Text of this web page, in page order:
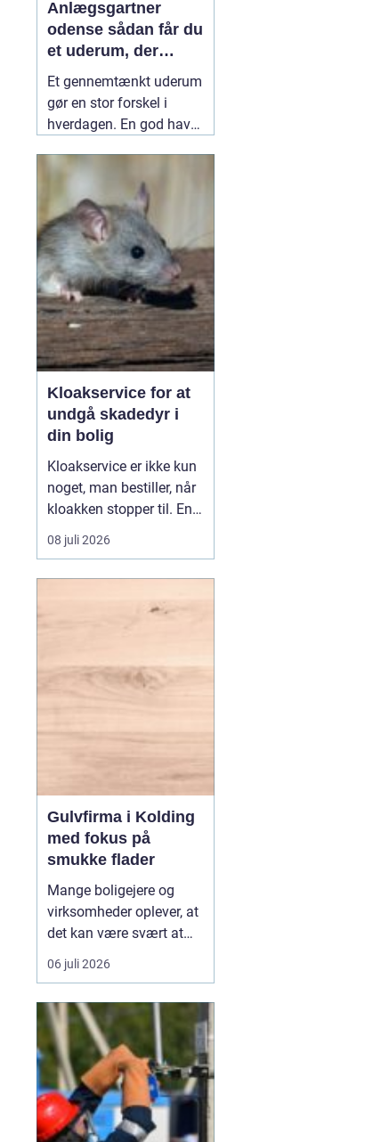
Anlægsgartner
odense sådan får du
et uderum, der
holder i mange år
Et gennemtænkt uderum
gør en stor forskel i
hverdagen. En god have
fællesareal giver ro i
hovedet, plads til
fællesskab og bedre
rammer for både
mennesker og natur.
Mange i og omkring
Odense vælger derfor en
professionel10 juli 2026
Kloakservice for at
undgå skadedyr i
din bolig
Kloakservice er ikke kun
noget, man bestiller, når
kloakken stopper til. En
systematisk
gennemgang af
ikke udvikler sig til større
08 juli 2026
Gulvfirma i Kolding
med fokus på
smukke flader
Mange boligejere og
virksomheder oplever, at
det kan være svært at
overskue de mange
gulvtyper, priser og
ikke kun om udseende,
men også om rengøring,
slidstyrke, akustik og
økonomi. De...
06 juli 2026